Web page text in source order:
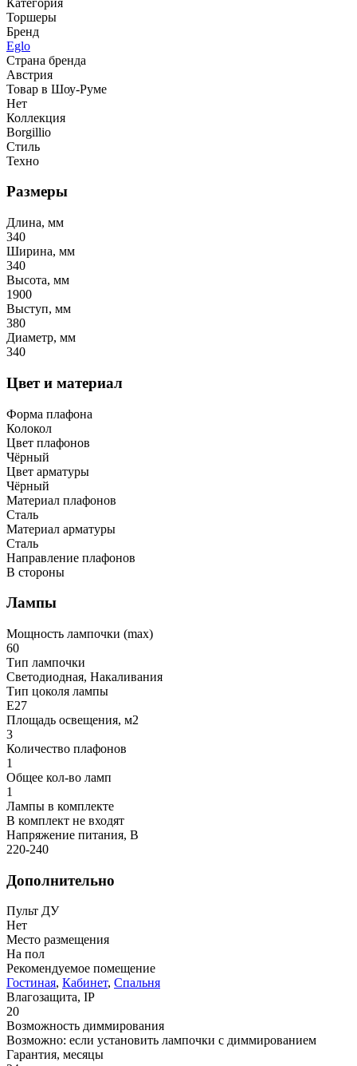
Торшеры
Бренд
Eglo
Страна бренда
Австрия
Товар в Шоу-Руме
Нет
Коллекция
Borgillio
Стиль
Техно
Размеры
Длина, мм
340
Ширина, мм
340
Высота, мм
1900
Выступ, мм
380
Диаметр, мм
340
Цвет и материал
Форма плафона
Колокол
Цвет плафонов
Чёрный
Цвет арматуры
Чёрный
Материал плафонов
Сталь
Материал арматуры
Сталь
Направление плафонов
В стороны
Лампы
Мощность лампочки (max)
60
Тип лампочки
Светодиодная, Накаливания
Тип цоколя лампы
E27
Площадь освещения, м2
3
Количество плафонов
1
Общее кол-во ламп
1
Лампы в комплекте
В комплект не входят
Напряжение питания, В
220-240
Дополнительно
Пульт ДУ
Нет
Место размещения
На пол
Рекомендуемое помещение
Гостиная, Кабинет, Спальня
Влагозащита, IP
20
Возможность диммирования
Возможно: если установить лампочки с диммированием
Гарантия, месяцы